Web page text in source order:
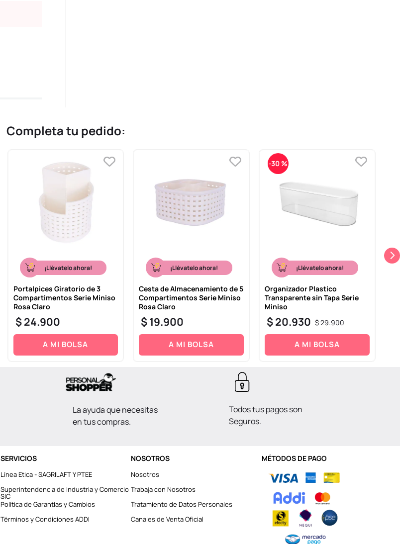
Completa tu pedido:
¡Llévatelo ahora!
Portalpices Giratorio de 3
Compartimentos Serie Miniso
Rosa Claro
$24.900
A MI BOLSA
¡Llévatelo ahora!
Cesta de Almacenamiento de 5
Compartimentos Serie Miniso
Rosa Claro
$19.900
A MI BOLSA
-30 %
¡Llévatelo ahora!
Organizador Plastico
Transparente sin Tapa Serie
Miniso
$29.900
$20.930
A MI BOLSA
La ayuda que necesitas
en tus compras.
Todos tus pagos son
Seguros.
SERVICIOS
Línea Etica - SAGRILAFT Y PTEE
Superintendencia de Industria y Comercio
SIC
Política de Garantías y Cambios
Términos y Condiciones ADDI
NOSOTROS
Nosotros
Trabaja con Nosotros
Tratamiento de Datos Personales
Canales de Venta Oficial
MÉTODOS DE PAGO